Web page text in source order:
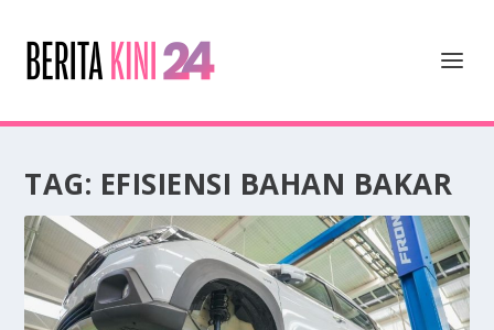
TAG: EFISIENSI BAHAN BAKAR